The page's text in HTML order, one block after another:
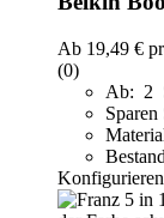
Ab 19,49 €
(0)
Ab: 2
Konfigurieren